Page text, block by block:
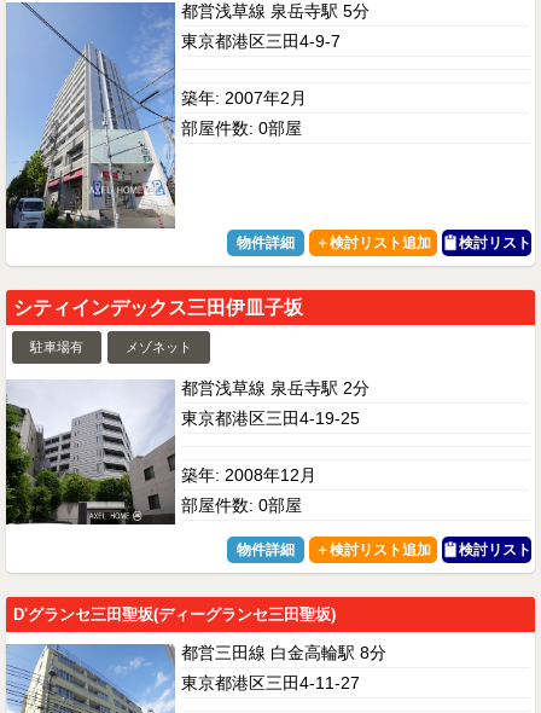
都営浅草線 泉岳寺駅 5分
東京都港区三田4-9-7
築年: 2007年2月
部屋件数: 0部屋
物件詳細 検討リスト
シティインデックス三田伊皿子坂
駐車場有 メゾネット
都営浅草線 泉岳寺駅 2分
東京都港区三田4-19-25
築年: 2008年12月
部屋件数: 0部屋
物件詳細 検討リスト
D'グランセ三田聖坂(ディーグランセ三田聖坂)
都営三田線 白金高輪駅 8分
東京都港区三田4-11-27